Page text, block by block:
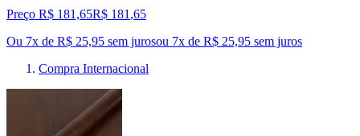
Preço R$ 181,65R$ 181 ,65
Ou 7x de R$ 25,95 sem jurosou 7x de R$ 25,95 sem juros
Compra Internacional